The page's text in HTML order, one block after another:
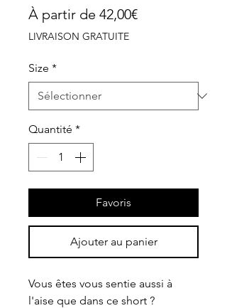
À partir de 42,00€Prix
LIVRAISON GRATUITE
Size *
Quantité *
Favoris
Ajouter au panier
Vous êtes vous sentie aussi à
l'aise que dans ce short ?